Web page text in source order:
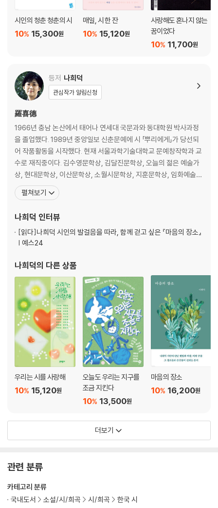
시인의 청춘 청춘의 시
15,300원
10%
매일, 시 한 잔
15,120원
10%
사랑해도 혼나지 않는
꿈이었다
11,700원
10%
등저 나희덕
관심작가 알림신청
羅喜德
1966년 충남 논산에서 태어나 연세대 국문과와 동대학원 박사과정
을 졸업했다. 1989년 중앙일보 신춘문예에 시 「뿌리에게」가 당선되
어 작품활동을 시작했다. 현재 서울과학기술대학교 문예창작학과 교
수로 재직중이다. 김수영문학상, 김달진문학상, 오늘의 젊은 예술가
상, 현대문학상, 이산문학상, 소월시문학상, 지훈문학상, 임화예술문
학상, 미당문학상, 고산문학대상, 백석문학상, 영랑시문학상, 대산문
학상 등을 수상했다. 시집으로 『뿌리에게』, 『그 말이 잎을 물들였다』,
과』, 『말들이 돌아오는 시간』, 『파일명
펼쳐보기
나희덕 인터뷰
[읽다]나희덕 시인의 발걸음을 따라, 함께 걷고 싶은 『마음의 장소』
| 예스24
나희덕의 다른 상품
우리는 시를 사랑해
15,120원
10%
오늘도 우리는 지구를
조금 지킨다
13,500원
10%
마음의 장소
16,200원
10%
더보기
관련 분류
카테고리 분류
국내도서
소설/시/희곡 시/희곡 한국 시